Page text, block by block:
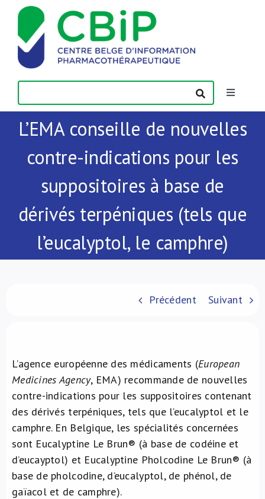
Passer
contenu
Toggle
Actualités
Publications
Contact
L’EMA conseille de nouvelles
contre-indications pour les
suppositoires à base de
dérivés terpéniques (tels que
l’eucalyptol, le camphre)
Précédent Suivant
L’agence européenne des médicaments (European
Medicines Agency, EMA) recommande de nouvelles
contre-indications pour les suppositoires contenant
des dérivés terpéniques, tels que l’eucalyptol et le
camphre. En Belgique, les spécialités concernées
sont Eucalyptine Le Brun® (à base de codéine et
d’eucayptol) et Eucalyptine Pholcodine Le Brun® (à
base de pholcodine, d’eucalyptol, de phénol, de
gaïacol et de camphre).